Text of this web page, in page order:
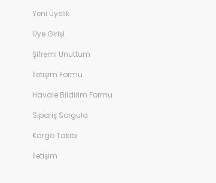
Yeni Üyelik
Üye Girişi
Şifremi Unuttum
İletişim Formu
Havale Bildirim Formu
Sipariş Sorgula
Kargo Takibi
İletişim